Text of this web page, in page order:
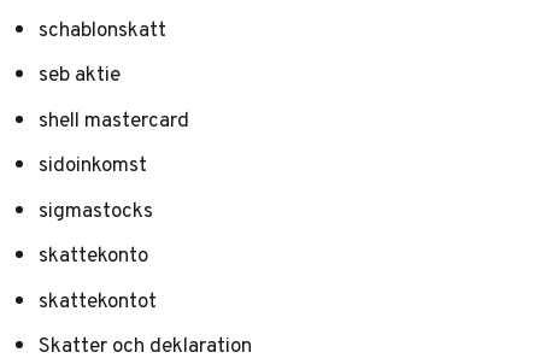
schablonskatt
seb aktie
shell mastercard
sidoinkomst
sigmastocks
skattekonto
skattekontot
Skatter och deklaration